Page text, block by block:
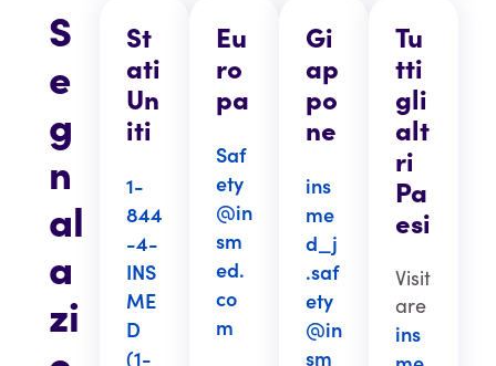
S
e
g
n
al
a
zi
St
ati
Un
iti
1-
844
-4-
INS
ME
D
(1-
Eu
ro
pa
Saf
ety
@in
sm
ed.
co
m
Gi
ap
po
ne
ins
me
d_j
.saf
ety
@in
sm
Tu
tti
gli
alt
ri
Pa
esi
Visit
are
ins